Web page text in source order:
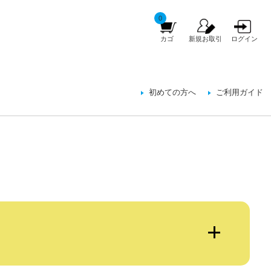
0
カゴ 新規お取引 ログイン
初めての方へ ご利用ガイド